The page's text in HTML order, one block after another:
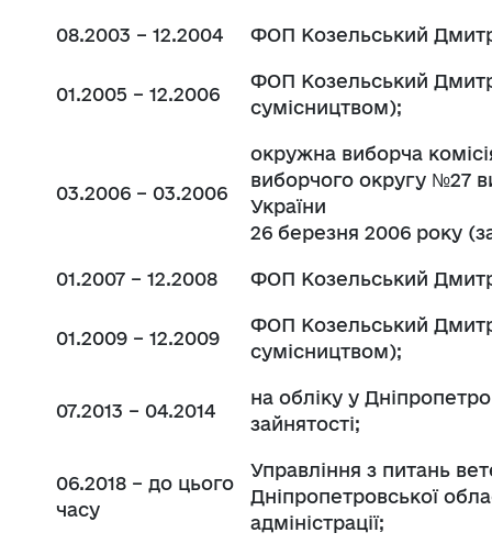
08.2003 – 12.2004 ФОП Козельський
01.2005 – 12.2006
ФОП Козельський
сумісництвом);
03.2006 – 03.2006
окружна виборча
виборчого округу №27
України
26 березня 2006 року
01.2007 – 12.2008 ФОП Козельський
01.2009 – 12.2009
ФОП Козельський
сумісництвом);
07.2013 – 04.2014
на обліку у
зайнятості;
06.2018 – до цього
часу
Управління з питань
Дніпропетровської
адміністрації;